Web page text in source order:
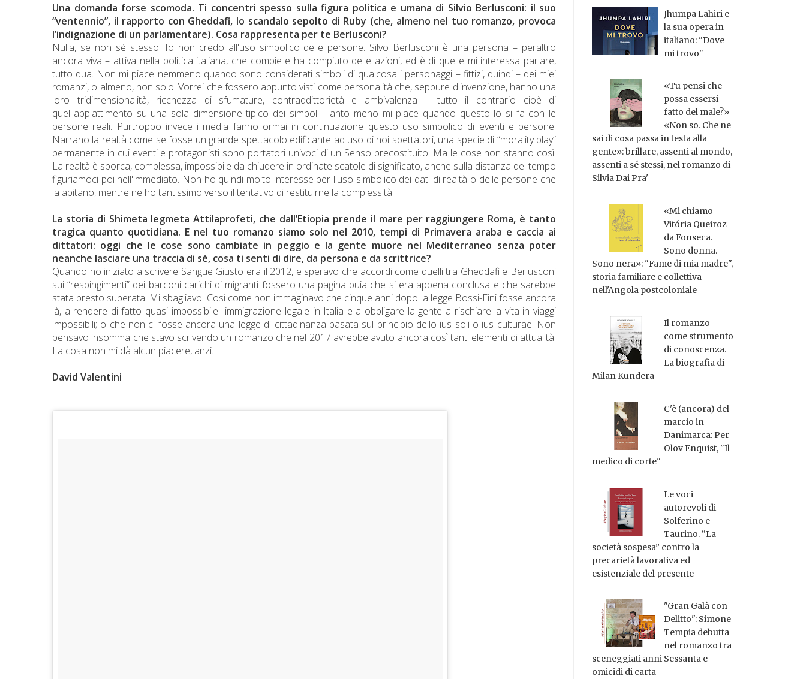
Una domanda forse scomoda. Ti concentri spesso sulla figura politica e umana di Silvio Berlusconi: il suo
“ventennio”, il rapporto con Gheddafi, lo scandalo sepolto di Ruby (che, almeno nel tuo romanzo, provoca
l’indignazione di un parlamentare). Cosa rappresenta per te Berlusconi?
Nulla, se non sé stesso. Io non credo all'uso simbolico delle persone. Silvo Berlusconi è una persona – peraltro
ancora viva – attiva nella politica italiana, che compie e ha compiuto delle azioni, ed è di quelle mi interessa parlare,
tutto qua. Non mi piace nemmeno quando sono considerati simboli di qualcosa i personaggi – fittizi, quindi – dei miei
romanzi, o almeno, non solo. Vorrei che fossero appunto visti come personalità che, seppure d'invenzione, hanno una
loro tridimensionalità, ricchezza di sfumature, contraddittorietà e ambivalenza – tutto il contrario cioè di
quell'appiattimento su una sola dimensione tipico dei simboli. Tanto meno mi piace quando questo lo si fa con le
persone reali. Purtroppo invece i media fanno ormai in continuazione questo uso simbolico di eventi e persone.
Narrano la realtà come se fosse un grande spettacolo edificante ad uso di noi spettatori, una specie di “morality play”
permanente in cui eventi e protagonisti sono portatori univoci di un Senso precostituito. Ma le cose non stanno così.
La realtà è sporca, complessa, impossibile da chiudere in ordinate scatole di significato, anche sulla distanza del tempo
figuriamoci poi nell'immediato. Non ho quindi molto interesse per l'uso simbolico dei dati di realtà o delle persone che
la abitano, mentre ne ho tantissimo verso il tentativo di restituirne la complessità.
La storia di Shimeta Iegmeta Attilaprofeti, che dall’Etiopia prende il mare per raggiungere Roma, è tanto
tragica quanto quotidiana. E nel tuo romanzo siamo solo nel 2010, tempi di Primavera araba e caccia ai
dittatori: oggi che le cose sono cambiate in peggio e la gente muore nel Mediterraneo senza poter
neanche lasciare una traccia di sé, cosa ti senti di dire, da persona e da scrittrice?
Quando ho iniziato a scrivere Sangue Giusto era il 2012, e speravo che accordi come quelli tra Gheddafi e Berlusconi
sui “respingimenti” dei barconi carichi di migranti fossero una pagina buia che si era appena conclusa e che sarebbe
stata presto superata. Mi sbagliavo. Così come non immaginavo che cinque anni dopo la legge Bossi-Fini fosse ancora
là, a rendere di fatto quasi impossibile l'immigrazione legale in Italia e a obbligare la gente a rischiare la vita in viaggi
impossibili; o che non ci fosse ancora una legge di cittadinanza basata sul principio dello ius soli o ius culturae. Non
pensavo insomma che stavo scrivendo un romanzo che nel 2017 avrebbe avuto ancora così tanti elementi di attualità.
La cosa non mi dà alcun piacere, anzi.
David Valentini
Jhumpa Lahiri e
la sua opera in
italiano: "Dove
mi trovo"
«Tu pensi che
possa essersi
fatto del male?»
«Non so. Che ne
sai di cosa passa in testa alla
gente»: brillare, assenti al mondo,
assenti a sé stessi, nel romanzo di
Silvia Dai Pra'
«Mi chiamo
Vitória Queiroz
da Fonseca.
Sono donna.
Sono nera»: "Fame di mia madre",
storia familiare e collettiva
nell'Angola postcoloniale
Il romanzo
come strumento
di conoscenza.
La biografia di
Milan Kundera
C'è (ancora) del
marcio in
Danimarca: Per
Olov Enquist, "Il
medico di corte"
Le voci
autorevoli di
Solferino e
Taurino. “La
società sospesa” contro la
precarietà lavorativa ed
esistenziale del presente
"Gran Galà con
Delitto": Simone
Tempia debutta
nel romanzo tra
sceneggiati anni Sessanta e
omicidi di carta